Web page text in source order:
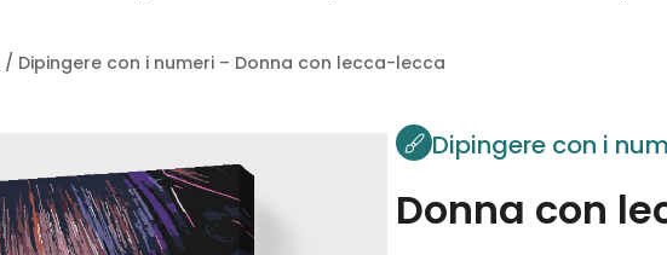
/ Dipingere con i numeri – Donna con lecca-lecca
Dipingere con i
Donna con